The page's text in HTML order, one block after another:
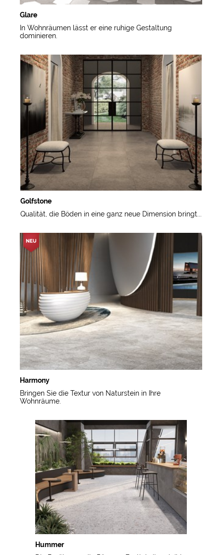
Glare
In Wohnräumen lässt er eine ruhige Gestaltung
dominieren.
Golfstone
Qualität, die Böden in eine ganz neue Dimension bringt...
Harmony
Bringen Sie die Textur von Naturstein in Ihre
Wohnräume.
Hummer